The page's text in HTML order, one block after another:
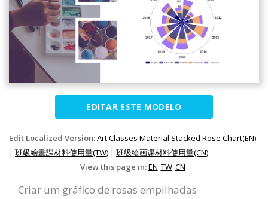
EDITAR ESTE MODELO
Edit Localized Version:Art Classes Material Stacked Rose Chart(EN)
| 班級繪畫課材料使用量(TW) | 班级绘画课材料使用量(CN)
View this page in:EN TW CN
Criar um gráfico de rosas empilhadas